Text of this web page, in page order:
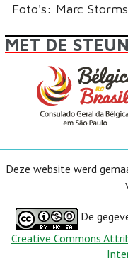
Foto's: Marc
MET DE
Deze website werd
De
Creative Commons